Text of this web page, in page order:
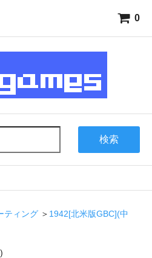
0
検索
ティング ＞ 1942[北米版GBC](中